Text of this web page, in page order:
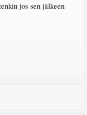
jos sen jälkeen